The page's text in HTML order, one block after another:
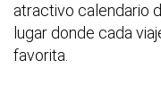
atractivo calendario
lugar donde cada
favorita.